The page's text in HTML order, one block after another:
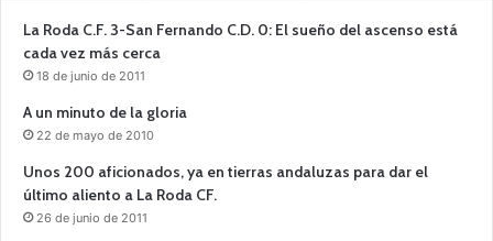
La Roda C.F. 3-San Fernando C.D. 0: El sueño del ascenso está
cada vez más cerca
18 de junio de 2011
A un minuto de la gloria
22 de mayo de 2010
Unos 200 aficionados, ya en tierras andaluzas para dar el
último aliento a La Roda CF.
26 de junio de 2011